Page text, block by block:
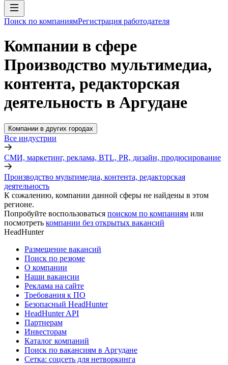
Поиск по компаниямРегистрация работодателя
Компании в сфере
Производство мультимедиа,
контента, редакторская
деятельность в Аргудане
Компании в других городах
Все индустрии
СМИ, маркетинг, реклама, BTL, PR, дизайн, продюсирование
Производство мультимедиа, контента, редакторская
деятельность
К сожалению, компании данной сферы не найдены в этом
регионе.
Попробуйте воспользоваться поиском по компаниям или
посмотреть компании без открытых вакансий
HeadHunter
Размещение вакансий
Поиск по резюме
О компании
Наши вакансии
Реклама на сайте
Требования к ПО
Безопасный HeadHunter
HeadHunter API
Партнерам
Инвесторам
Каталог компаний
Поиск по вакансиям в Аргудане
Сетка: соцсеть для нетворкинга